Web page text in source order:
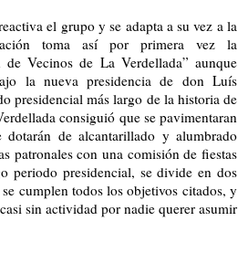
el grupo y se adapta a su vez a la
toma así por primera vez la
Vecinos de La Verdellada” aunque
la nueva presidencia de don Luís
presidencial más largo de la historia de
consiguió que se pavimentaran
de alcantarillado y alumbrado
patronales con una comisión de fiestas
periodo presidencial, se divide en dos
cumplen todos los objetivos citados, y
sin actividad por nadie querer asumir